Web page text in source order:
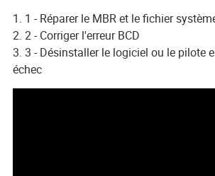
1 - Réparer le MBR et le fichier
2 - Corriger l'erreur BCD
3 - Désinstaller le logiciel ou le pilote
échec